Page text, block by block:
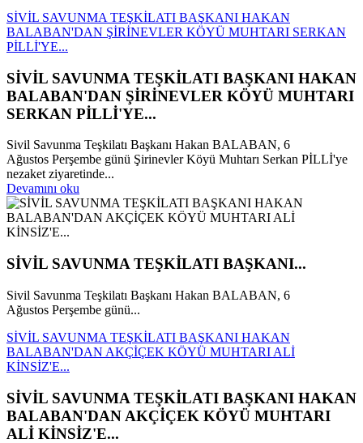
SİVİL SAVUNMA TEŞKİLATI BAŞKANI HAKAN
BALABAN'DAN ŞİRİNEVLER KÖYÜ MUHTARI SERKAN
PİLLİ'YE...
SİVİL SAVUNMA TEŞKİLATI BAŞKANI HAKAN
BALABAN'DAN ŞİRİNEVLER KÖYÜ MUHTARI
SERKAN PİLLİ'YE...
Sivil Savunma Teşkilatı Başkanı Hakan BALABAN, 6
Ağustos Perşembe günü Şirinevler Köyü Muhtarı Serkan PİLLİ'ye
nezaket ziyaretinde...
Devamını oku
SİVİL SAVUNMA TEŞKİLATI BAŞKANI...
Sivil Savunma Teşkilatı Başkanı Hakan BALABAN, 6
Ağustos Perşembe günü...
SİVİL SAVUNMA TEŞKİLATI BAŞKANI HAKAN
BALABAN'DAN AKÇİÇEK KÖYÜ MUHTARI ALİ
KİNSİZ'E...
SİVİL SAVUNMA TEŞKİLATI BAŞKANI HAKAN
BALABAN'DAN AKÇİÇEK KÖYÜ MUHTARI
ALİ KİNSİZ'E...